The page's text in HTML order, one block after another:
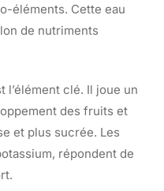
éléments. Cette eau
de nutriments
l’élément clé. Il joue un
des fruits et
et plus sucrée. Les
répondent de